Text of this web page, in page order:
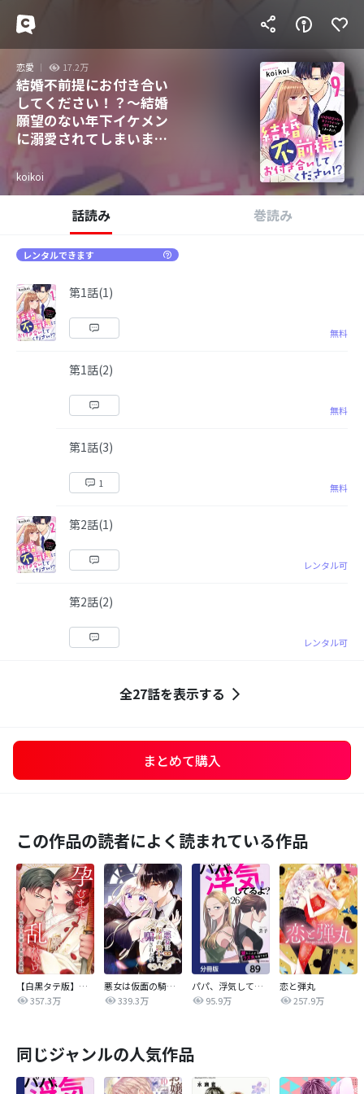
恋愛 17.2万
結婚不前提にお付き合い
してください！？～結婚
願望のない年下イケメン
に溺愛されてしまいまし
koikoi
話読み 巻読み
レンタルできます
第1話(1)
無料
第1話(2)
無料
第1話(3)
1 無料
第2話(1)
レンタル可
第2話(2)
レンタル可
全27話を表示する
まとめて購入
この作品の読者によく読まれている作品
【白黒タテ版】孕むまで乱れいけ～身代わり花嫁と軍服の猛愛
357.3万
悪女は仮面の騎士に騙されない
339.3万
パパ、浮気してるよ？娘と二人でクズ夫を捨てます【分冊版】
95.9万
恋と弾丸
257.9万
同じジャンルの人気作品